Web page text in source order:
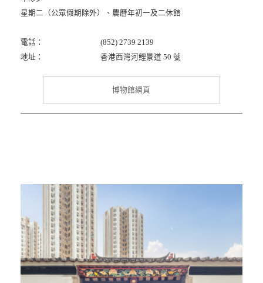
星期二（公眾假期除外）、農曆年初一及二休館
電話：
(852) 2739 2139
地址：
香港西灣河鯉景道 50 號
博物館網頁